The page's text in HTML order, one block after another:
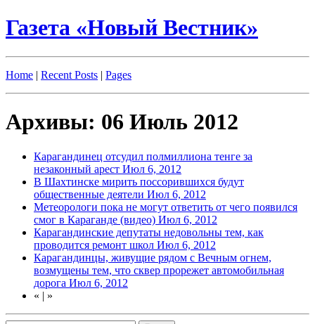
Газета «Новый Вестник»
Home | Recent Posts | Pages
Архивы: 06 Июль 2012
Карагандинец отсудил полмиллиона тенге за
незаконный арест Июл 6, 2012
В Шахтинске мирить поссорившихся будут
общественные деятели Июл 6, 2012
Метеорологи пока не могут ответить от чего появился
смог в Караганде (видео) Июл 6, 2012
Карагандинские депутаты недовольны тем, как
проводится ремонт школ Июл 6, 2012
Карагандинцы, живущие рядом с Вечным огнем,
возмущены тем, что сквер прорежет автомобильная
дорога Июл 6, 2012
« | »